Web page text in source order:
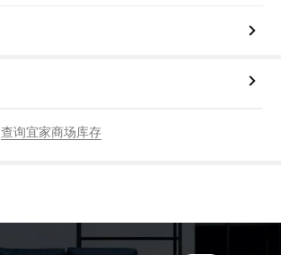
查询宜家商场库存